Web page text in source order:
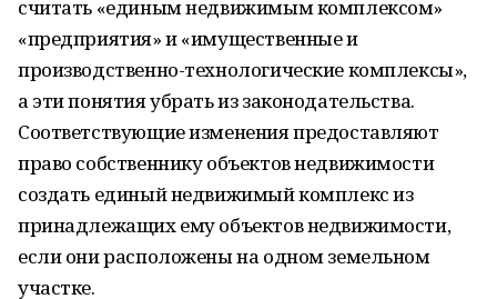
считать «единым недвижимым комплексом»
«предприятия» и «имущественные и
производственно-технологические комплексы»,
а эти понятия убрать из законодательства.
Соответствующие изменения предоставляют
право собственнику объектов недвижимости
создать единый недвижимый комплекс из
принадлежащих ему объектов недвижимости,
если они расположены на одном земельном
участке.